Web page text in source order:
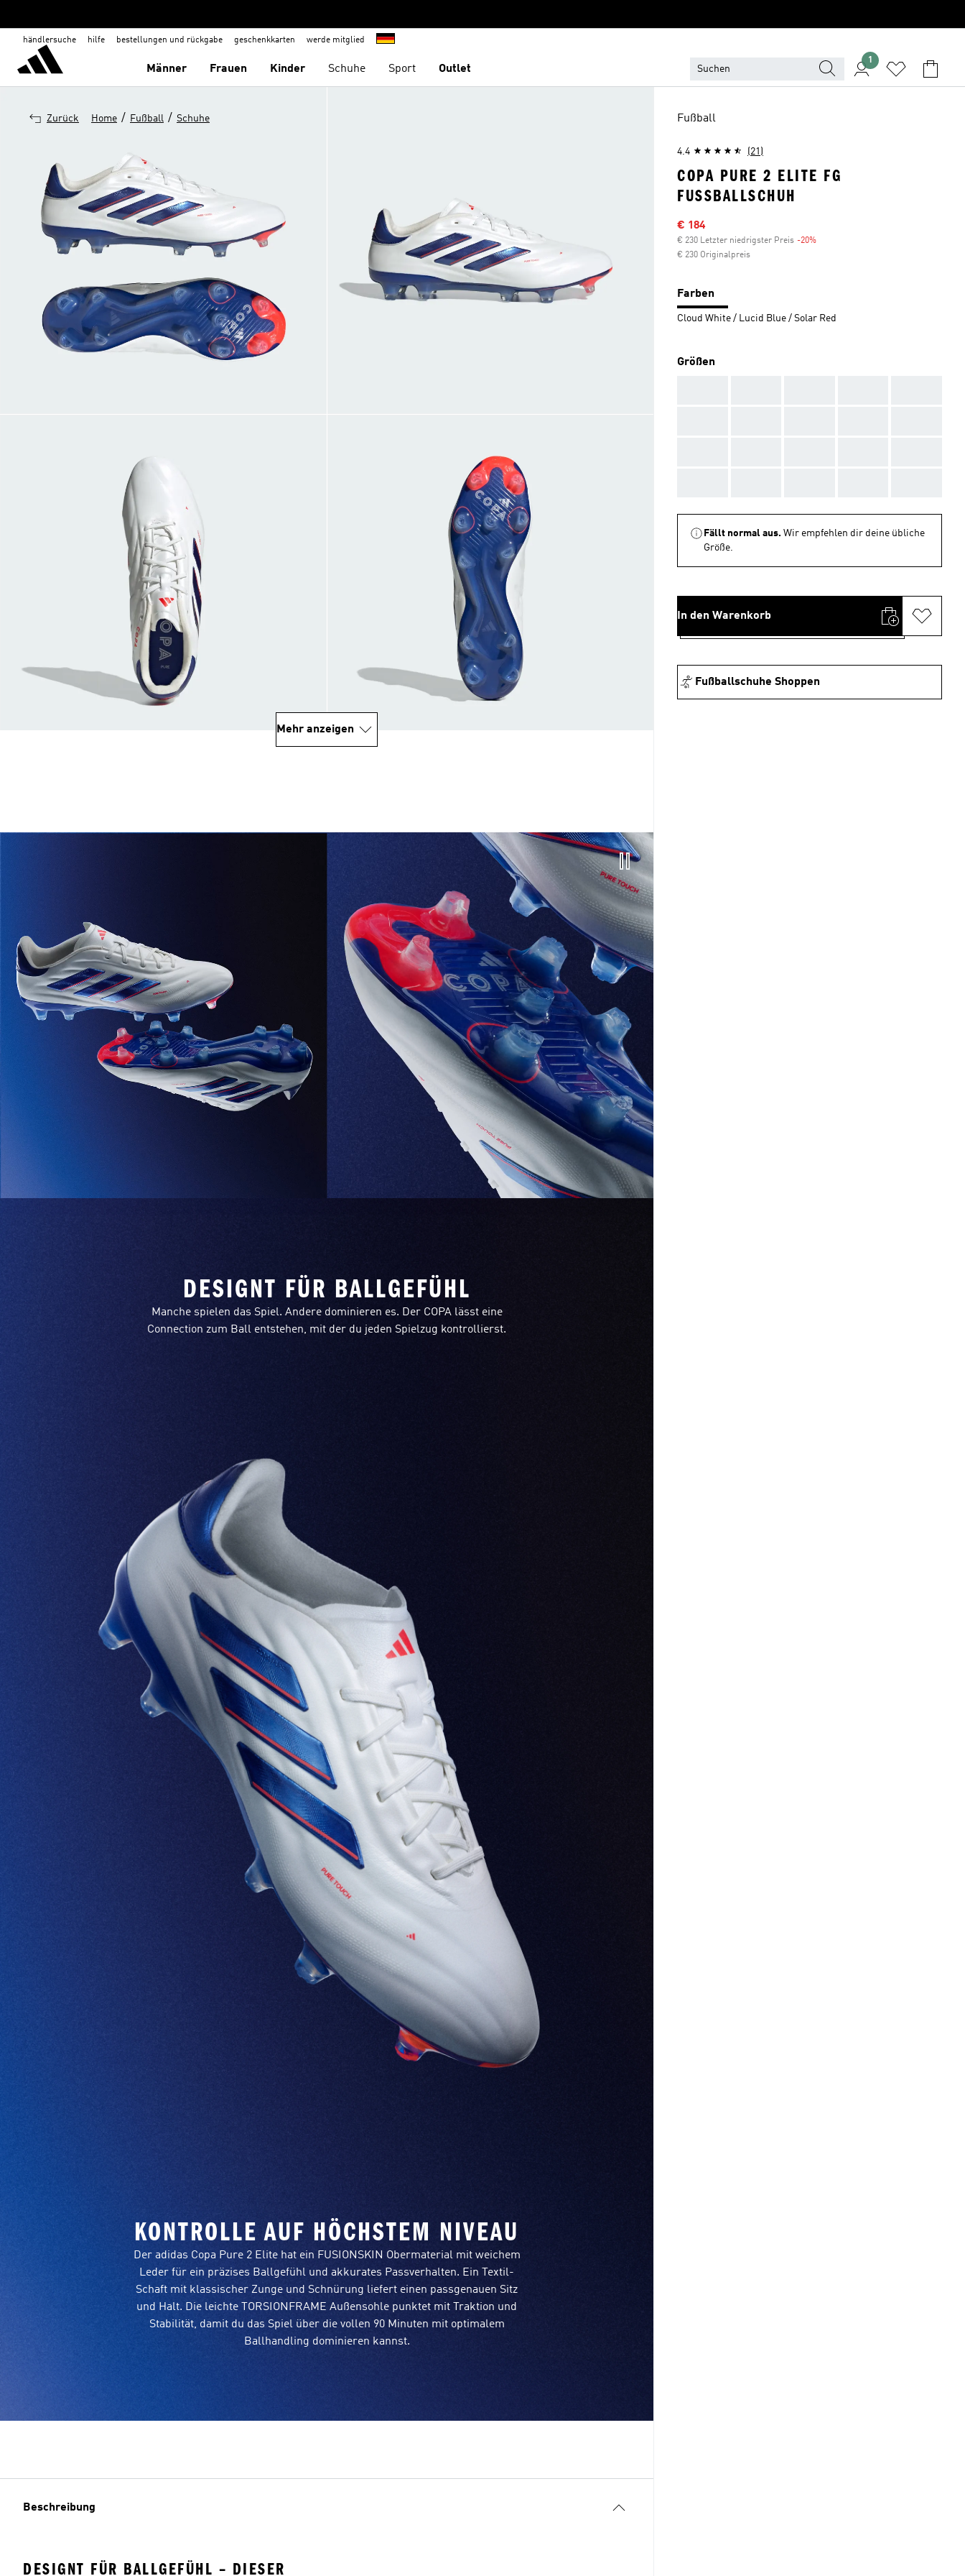
händlersuche hilfe bestellungen und rückgabe geschenkkarten werde mitglied
Männer Frauen Kinder Schuhe Sport Outlet
1
Zurück Home / Fußball / Schuhe
Mehr anzeigen
DESIGNT FÜR BALLGEFÜHL
Manche spielen das Spiel. Andere dominieren es. Der COPA lässt eine
Connection zum Ball entstehen, mit der du jeden Spielzug kontrollierst.
KONTROLLE AUF HÖCHSTEM NIVEAU
Der adidas Copa Pure 2 Elite hat ein FUSIONSKIN Obermaterial mit weichem
Leder für ein präzises Ballgefühl und akkurates Passverhalten. Ein Textil-
Schaft mit klassischer Zunge und Schnürung liefert einen passgenauen Sitz
und Halt. Die leichte TORSIONFRAME Außensohle punktet mit Traktion und
Stabilität, damit du das Spiel über die vollen 90 Minuten mit optimalem
Ballhandling dominieren kannst.
Beschreibung
DESIGNT FÜR BALLGEFÜHL – DIESER
Fußball
4.4 (21)
COPA PURE 2 ELITE FG
FUSSBALLSCHUH
Sale-Preis
€ 184
€ 230 Letzter niedrigster Preis -20%
€ 230 Originalpreis
Farben
Cloud White / Lucid Blue / Solar Red
Größen
Fällt normal aus. Wir empfehlen dir deine übliche
Größe.
In den Warenkorb
Fußballschuhe Shoppen